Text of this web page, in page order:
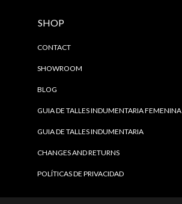
SHOP
CONTACT
SHOWROOM
BLOG
GUIA DE TALLES INDUMENTARIA FEMENINA
GUIA DE TALLES INDUMENTARIA
CHANGES AND RETURNS
POLÍTICAS DE PRIVACIDAD